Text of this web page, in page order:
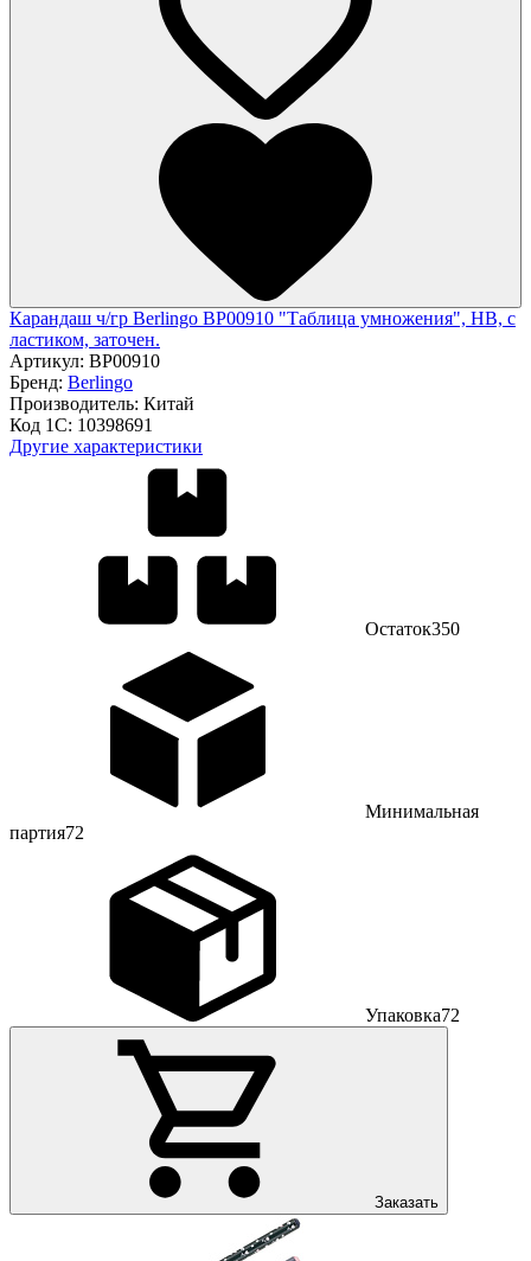
Карандаш ч/гр Berlingo BP00910 "Таблица умножения", HB, c
ластиком, заточен.
Артикул: BP00910
Бренд: Berlingo
Производитель: Китай
Код 1С: 10398691
Другие характеристики
Остаток350
Минимальная
партия72
Упаковка72
Заказать